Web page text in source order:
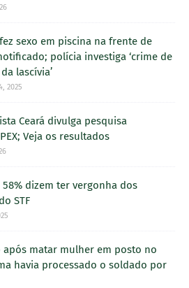
sexo em piscina na frente de
polícia investiga ‘crime de
lascívia’
2025
Ceará divulga pesquisa
Veja os resultados
dizem ter vergonha dos
STF
após matar mulher em posto no
havia processado o soldado por